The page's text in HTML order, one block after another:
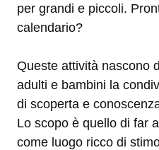
per grandi e piccoli.
calendario?
Queste attività nascono
adulti e bambini la
di scoperta e
Lo scopo è quello di far
come luogo ricco di